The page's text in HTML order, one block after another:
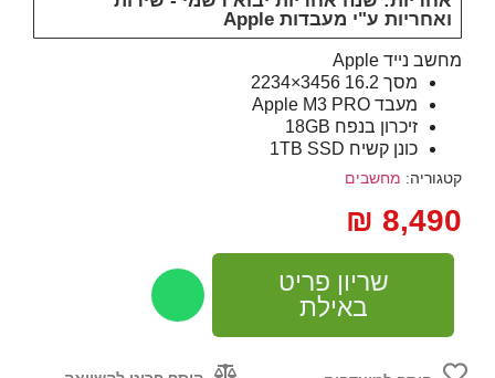
ואחריות ע"י מעבדות Apple
מחשב נייד Apple
מסך 16.2 3456×2234
מעבד Apple M3 PRO
זיכרון בנפח 18GB
כונן קשיח 1TB SSD
קטגוריה: מחשבים
₪ 8,490
שריון פריט
באילת